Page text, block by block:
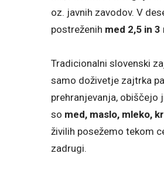
oz. javnih zavodov. V
postreženih med 2,5 in
Tradicionalni slovenski
samo doživetje zajtrka
prehranjevanja, obiščejo
so med, maslo, mleko,
živilih posežemo tekom
zadrugi.